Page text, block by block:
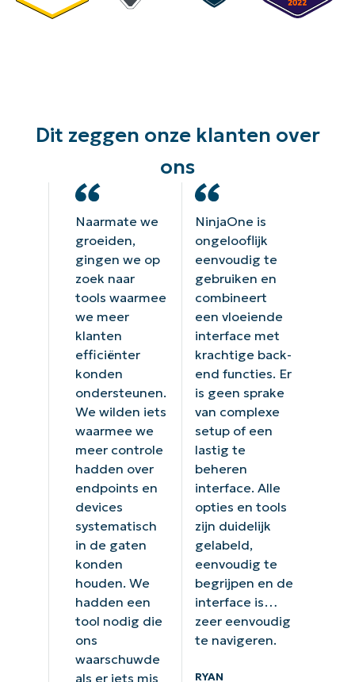
Dit zeggen onze klanten over
ons
Naarmate we
groeiden,
gingen we op
zoek naar
tools waarmee
we meer
klanten
efficiënter
konden
ondersteunen.
We wilden iets
waarmee we
meer controle
hadden over
endpoints en
devices
systematisch
in de gaten
konden
houden. We
hadden een
tool nodig die
ons
waarschuwde
als er iets mis
NinjaOne is
ongelooflijk
eenvoudig te
gebruiken en
combineert
een vloeiende
interface met
krachtige back-
end functies. Er
is geen sprake
van complexe
setup of een
lastig te
beheren
interface. Alle
opties en tools
zijn duidelijk
gelabeld,
eenvoudig te
begrijpen en de
interface is…
zeer eenvoudig
te navigeren.
RYAN